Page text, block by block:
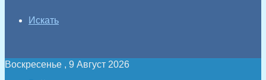
Искать
Воскресенье , 9 Август 2026